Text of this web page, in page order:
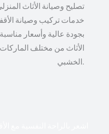
تصليح وصيانة الأثاث
خدمات تركيب وصيانة
بجودة عالية وأسعار
الأثاث من مختلف الماركات
الخشبي.